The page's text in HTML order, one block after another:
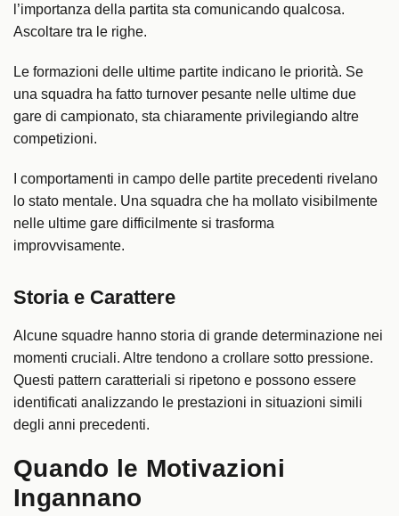
l’importanza della partita sta comunicando qualcosa.
Ascoltare tra le righe.
Le formazioni delle ultime partite indicano le priorità. Se
una squadra ha fatto turnover pesante nelle ultime due
gare di campionato, sta chiaramente privilegiando altre
competizioni.
I comportamenti in campo delle partite precedenti rivelano
lo stato mentale. Una squadra che ha mollato visibilmente
nelle ultime gare difficilmente si trasforma
improvvisamente.
Storia e Carattere
Alcune squadre hanno storia di grande determinazione nei
momenti cruciali. Altre tendono a crollare sotto pressione.
Questi pattern caratteriali si ripetono e possono essere
identificati analizzando le prestazioni in situazioni simili
degli anni precedenti.
Quando le Motivazioni
Ingannano